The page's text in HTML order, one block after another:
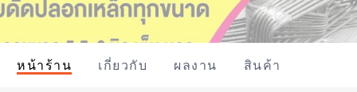
หน้าร้าน เกี่ยวกับ ผลงาน สินค้า